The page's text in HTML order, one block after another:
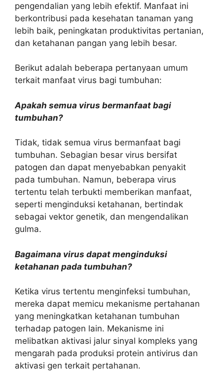
pengendalian yang lebih efektif. Manfaat ini
berkontribusi pada kesehatan tanaman yang
lebih baik, peningkatan produktivitas pertanian,
dan ketahanan pangan yang lebih besar.
Berikut adalah beberapa pertanyaan umum
terkait manfaat virus bagi tumbuhan:
Apakah semua virus bermanfaat bagi
tumbuhan?
Tidak, tidak semua virus bermanfaat bagi
tumbuhan. Sebagian besar virus bersifat
patogen dan dapat menyebabkan penyakit
pada tumbuhan. Namun, beberapa virus
tertentu telah terbukti memberikan manfaat,
seperti menginduksi ketahanan, bertindak
sebagai vektor genetik, dan mengendalikan
gulma.
Bagaimana virus dapat menginduksi
ketahanan pada tumbuhan?
Ketika virus tertentu menginfeksi tumbuhan,
mereka dapat memicu mekanisme pertahanan
yang meningkatkan ketahanan tumbuhan
terhadap patogen lain. Mekanisme ini
melibatkan aktivasi jalur sinyal kompleks yang
mengarah pada produksi protein antivirus dan
aktivasi gen terkait pertahanan.